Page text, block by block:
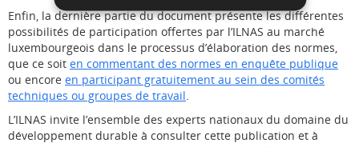
Enfin, la dernière partie du document présente les différentes
possibilités de participation offertes par l’ILNAS au marché
luxembourgeois dans le processus d’élaboration des normes,
que ce soit en commentant des normes en enquête publique
ou encore en participant gratuitement au sein des comités
techniques ou groupes de travail
L’ILNAS invite l’ensemble des experts nationaux du domaine du
développement durable à consulter cette publication et à